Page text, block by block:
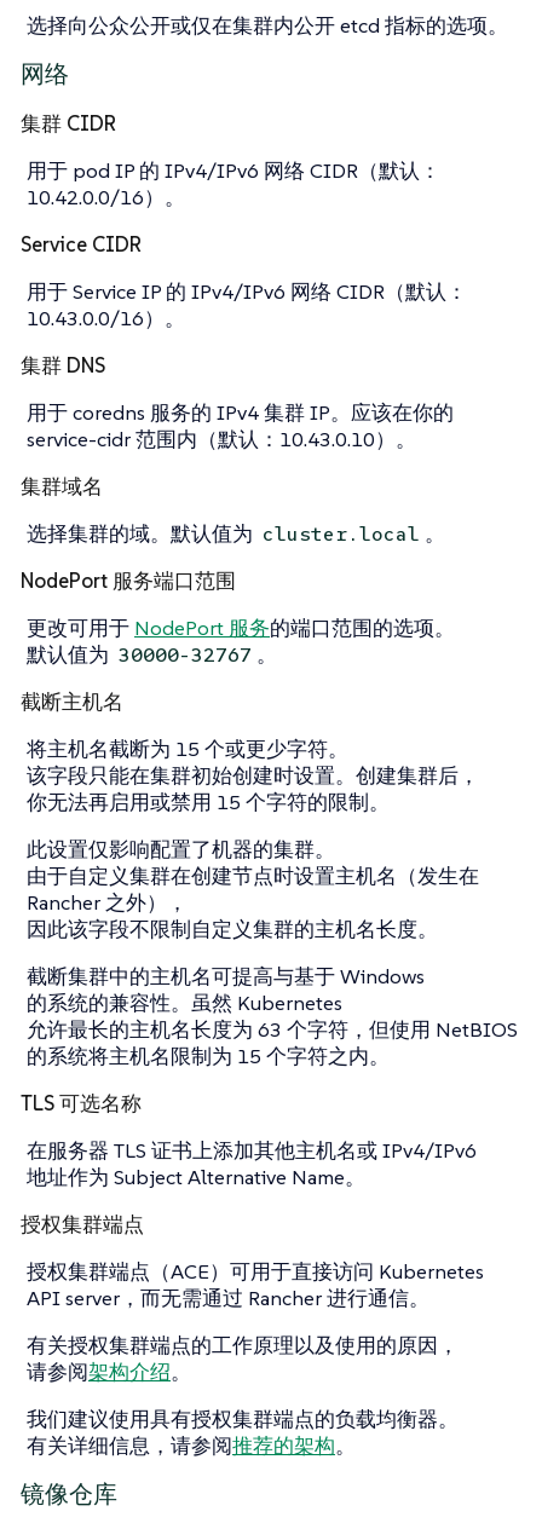
选择向公众公开或仅在集群内公开 etcd 指标的选项。
网络
集群 CIDR
用于 pod IP 的 IPv4/IPv6 网络 CIDR（默认：
10.42.0.0/16）。
Service CIDR
用于 Service IP 的 IPv4/IPv6 网络 CIDR（默认：
10.43.0.0/16）。
集群 DNS
用于 coredns 服务的 IPv4 集群 IP。应该在你的
service-cidr 范围内（默认：10.43.0.10）。
集群域名
选择集群的域。默认值为 cluster.local 。
NodePort 服务端口范围
更改可用于 NodePort 服务的端口范围的选项。
默认值为 30000-32767 。
截断主机名
将主机名截断为 15 个或更少字符。
该字段只能在集群初始创建时设置。创建集群后，
你无法再启用或禁用 15 个字符的限制。
此设置仅影响配置了机器的集群。
由于自定义集群在创建节点时设置主机名（发生在
Rancher 之外），
因此该字段不限制自定义集群的主机名长度。
截断集群中的主机名可提高与基于 Windows
的系统的兼容性。虽然 Kubernetes
允许最长的主机名长度为 63 个字符，但使用 NetBIOS
的系统将主机名限制为 15 个字符之内。
TLS 可选名称
在服务器 TLS 证书上添加其他主机名或 IPv4/IPv6
地址作为 Subject Alternative Name。
授权集群端点
授权集群端点（ACE）可用于直接访问 Kubernetes
API server，而无需通过 Rancher 进行通信。
有关授权集群端点的工作原理以及使用的原因，
请参阅架构介绍。
我们建议使用具有授权集群端点的负载均衡器。
有关详细信息，请参阅推荐的架构。
镜像仓库